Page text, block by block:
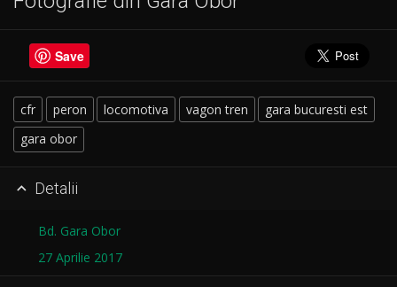
Save
cfr peron locomotiva vagon tren
gara bucuresti est
gara obor
 Detalii
Bd. Gara Obor
27 Aprilie 2017